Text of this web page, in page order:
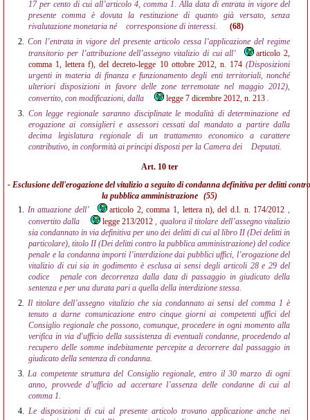
17 per cento di cui all’articolo 4, comma 1. Alla data di entrata in vigore del
presente comma è dovuta la restituzione di quanto già versato, senza
rivalutazione monetaria né
corresponsione di interessi.
(68)
2. Con l’entrata in vigore del presente articolo cessa l’applicazione del regime
transitorio per l’attribuzione dell’assegno vitalizio di cui all’
articolo 2,
comma 1, lettera f), del decreto-legge 10 ottobre 2012, n. 174 (Disposizioni
urgenti in materia di finanza e funzionamento degli enti territoriali, nonché
ulteriori disposizioni in favore delle zone terremotate nel maggio 2012),
convertito, con modificazioni, dalla
legge 7 dicembre 2012, n. 213 .
3. Con legge regionale saranno disciplinate le modalità di determinazione ed
erogazione ai consiglieri e assessori cessati dal mandato a partire dalla
decima legislatura regionale di un trattamento economico a carattere
contributivo, in conformità ai principi disposti per la Camera dei
Deputati.
Art. 10 ter
- Esclusione dell'erogazione del vitalizio a seguito di condanna definitiva per delitti contro
la pubblica amministrazione (55)
1. In attuazione dell’ articolo 2, comma 1, lettera n), del d.l. n. 174/2012 ,
convertito dalla
legge 213/2012 , qualora il titolare dell’assegno vitalizio
sia condannato in via definitiva per uno dei delitti di cui al libro II (Dei delitti in
particolare), titolo II (Dei delitti contro la pubblica amministrazione) del codice
penale e la condanna importi l’interdizione dai pubblici uffici, l’erogazione del
vitalizio di cui sia in godimento è esclusa ai sensi degli articoli 28 e 29 del
codice
penale con decorrenza dalla data di passaggio in giudicato della
sentenza e per una durata pari a quella della interdizione stessa.
2.Il titolare dell’assegno vitalizio che sia condannato ai sensi del comma 1 è
tenuto a darne comunicazione entro cinque giorni ai competenti uffici del
Consiglio regionale che possono, comunque, procedere in ogni momento alla
verifica in via d'ufficio della sussistenza di eventuali condanne, procedendo al
recupero delle somme indebitamente percepite a decorrere dal passaggio in
giudicato della sentenza di condanna.
3.La competente struttura del Consiglio regionale, entro il 30 marzo di ogni
anno, provvede d’ufficio ad accertare l’assenza delle condanne di cui al
comma 1.
4.Le disposizioni di cui al presente articolo trovano applicazione anche nei